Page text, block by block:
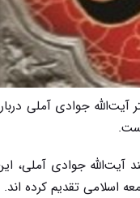
جوادی آملی
.
جوادی آملی،
اسلامی تقدیم کرده اند.